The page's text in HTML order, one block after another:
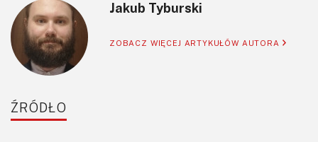
Jakub Tyburski
ZOBACZ WIĘCEJ ARTYKUŁÓW AUTORA
ŹRÓDŁO